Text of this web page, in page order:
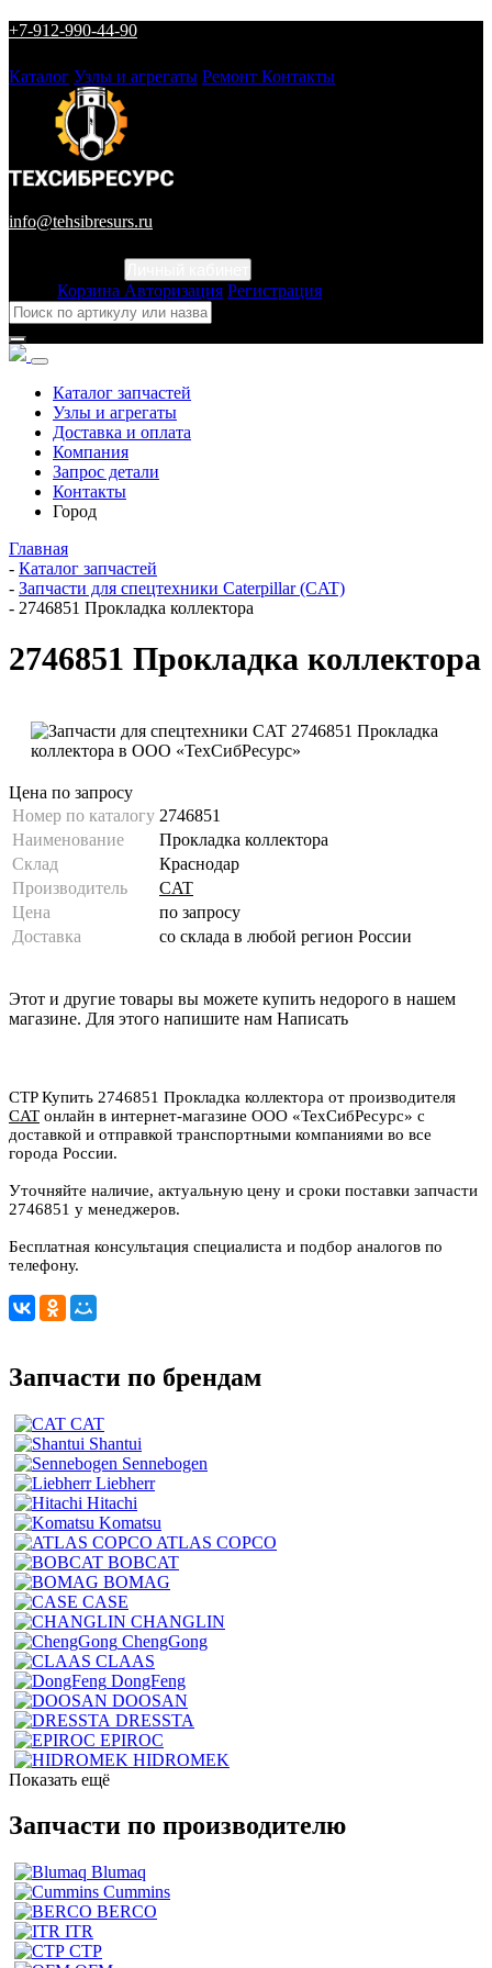
+7-912-990-44-90
Каталог Узлы и агрегаты Ремонт Контакты
info@tehsibresurs.ru
Корзина Авторизация Регистрация
Каталог запчастей
Узлы и агрегаты
Доставка и оплата
Компания
Запрос детали
Контакты
Город
Главная
- Каталог запчастей
- Запчасти для спецтехники Caterpillar (CAT)
- 2746851 Прокладка коллектора
2746851 Прокладка коллектора
Цена по запросу
Номер по каталогу 2746851
Наименование
Прокладка коллектора
Склад
Краснодар
Производитель
CAT
Цена
по запросу
Доставка
со склада в любой регион России
Этот и другие товары вы можете купить недорого в нашем
магазине. Для этого напишите нам Написать
CTP Купить 2746851 Прокладка коллектора от производителя
CAT онлайн в интернет-магазине ООО «ТехСибРесурс» с
доставкой и отправкой транспортными компаниями во все
города России.
Уточняйте наличие, актуальную цену и сроки поставки запчасти
2746851 у менеджеров.
Бесплатная консультация специалиста и подбор аналогов по
телефону.
Запчасти по брендам
CAT
Shantui
Sennebogen
Liebherr
Hitachi
Komatsu
ATLAS COPCO
BOBCAT
BOMAG
CASE
CHANGLIN
ChengGong
CLAAS
DongFeng
DOOSAN
DRESSTA
EPIROC
HIDROMEK
Показать ещё
Запчасти по производителю
Blumaq
Cummins
BERCO
ITR
CTP